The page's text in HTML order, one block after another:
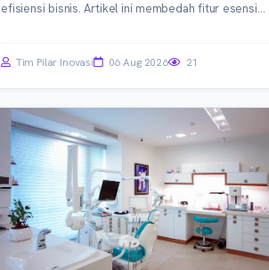
efisiensi bisnis. Artikel ini membedah fitur esensial,
2026, memastikan Anda membuat keputusan
Tim Pilar Inovasi 06 Aug 2026 21